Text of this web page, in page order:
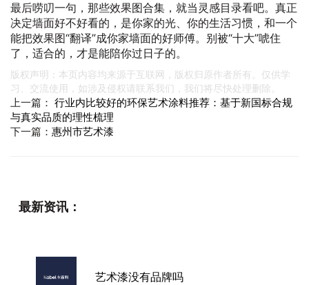
最后唠叨一句，那些效果图合集，就当灵感目录看吧。真正
决定墙面好不好看的，是你家的光、你的生活习惯，和一个
能把效果图“翻译”成你家墙面的好师傅。别被“十大”唬住
了，适合的，才是能陪你过日子的。
版权声明：本页内容均来源于互联网，版权归原作者所有。仅供学
习、交流使用，如涉及侵权请联系我们，我们将尽快处理删除。
上一篇： 行业内比较好的环保艺术涂料推荐：基于新国标合规
与真实品质的理性梳理
下一篇： 惠州市艺术漆
最新资讯：
艺术漆没有品牌吗